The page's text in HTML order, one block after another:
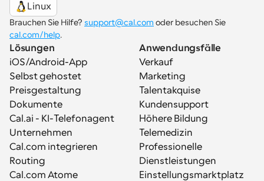
Linux
Brauchen Sie Hilfe? support@cal.com
cal.com/help.
Lösungen
iOS/Android-App
Selbst gehostet
Preisgestaltung
Dokumente
Cal.ai - KI-Telefonagent
Unternehmen
Cal.com integrieren
Routing
Cal.com Atome
Anwendungsfälle
Verkauf
Marketing
Talentakquise
Kundensupport
Höhere Bildung
Telemedizin
Professionelle
Dienstleistungen
Einstellungsmarktplatz